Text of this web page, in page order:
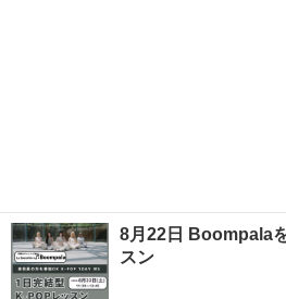
8月22日 Boompala
スン